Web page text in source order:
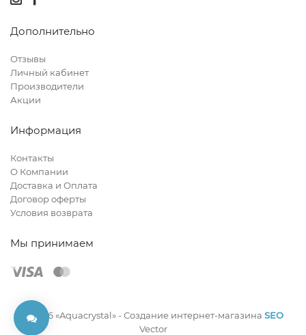
Дополнительно
Отзывы
Личный кабинет
Производители
Акции
Информация
Контакты
О Компании
Доставка и Оплата
Договор оферты
Условия возврата
Мы принимаем
© 2026 «Aquacrystal» -Создание интернет-магазина SEO
Vector